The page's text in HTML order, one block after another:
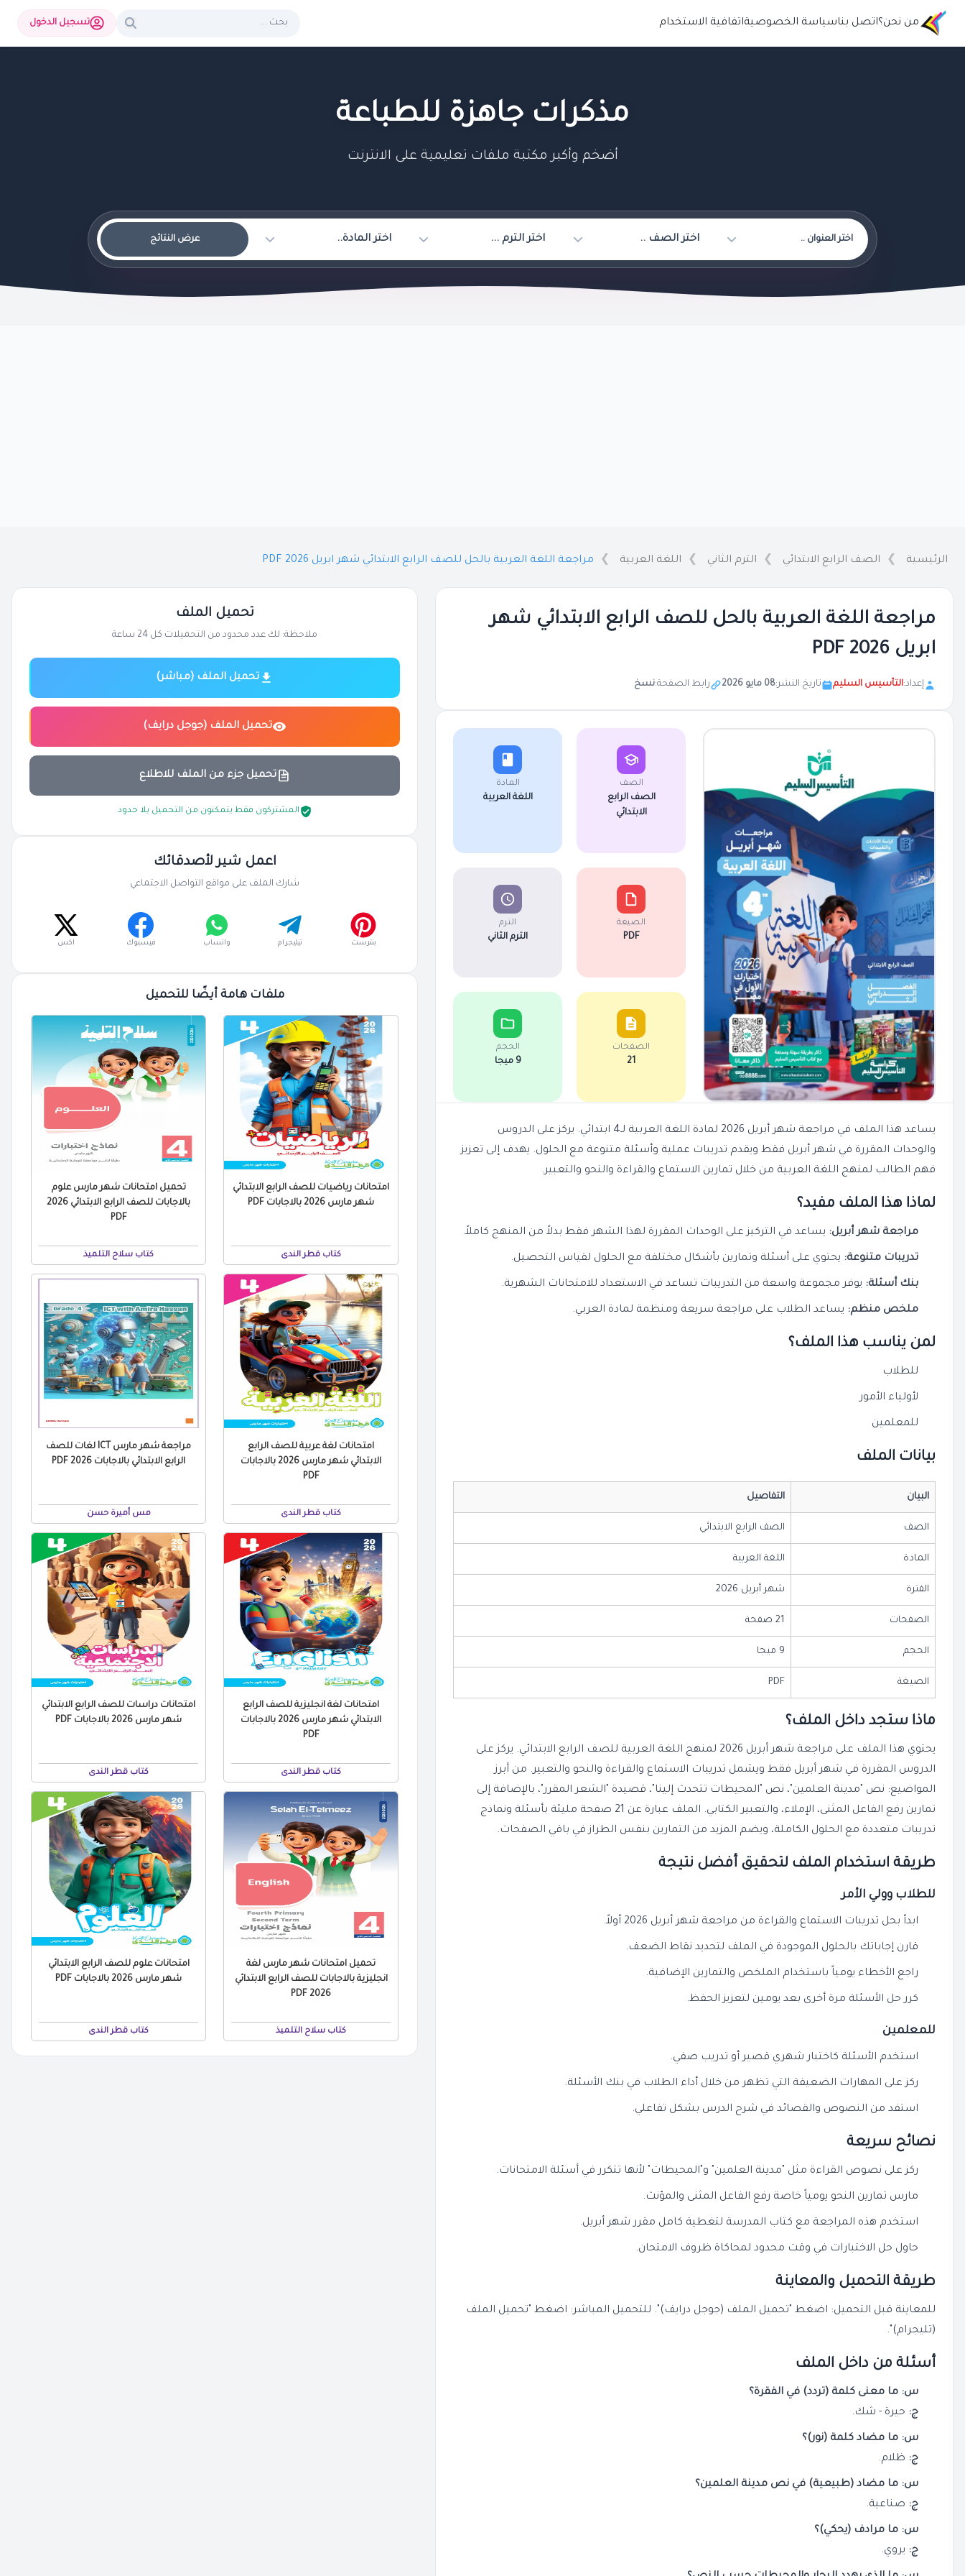
من نحن؟اتصل بناسياسة الخصوصيةاتفافية الاستخدام تسجيل الدخول
مذكرات جاهزة للطباعة
أضخم وأكبر مكتبة ملفات تعليمية على الانترنت
عرض النتائج
الرئيسية الصف الرابع الابتدائي الترم الثاني اللغة العربية مراجعة اللغة العربية بالحل للصف الرابع الابتدائي شهر ابريل 2026 PDF
مراجعة اللغة العربية بالحل للصف الرابع الابتدائي شهر
ابريل 2026 PDF
إعداد:التأسيس السليم تاريخ النشر:08 مايو 2026 رابط الصفحة:نسخ
الصف
الصف الرابع
الابتدائي
المادة
اللغة العربية
الصيغة
PDF
الترم
الترم الثاني
الصفحات
21
الحجم
9 ميجا
يساعد هذا الملف في مراجعة شهر أبريل 2026 لمادة اللغة العربية لـ4 ابتدائي. يركز على الدروس
والوحدات المقررة في شهر أبريل فقط ويقدم تدريبات عملية وأسئلة متنوعة مع الحلول. يهدف إلى تعزيز
فهم الطالب لمنهج اللغة العربية من خلال تمارين الاستماع والقراءة والنحو والتعبير.
لماذا هذا الملف مفيد؟
مراجعة شهر أبريل: يساعد في التركيز على الوحدات المقررة لهذا الشهر فقط بدلاً من المنهج كاملاً.
تدريبات متنوعة: يحتوي على أسئلة وتمارين بأشكال مختلفة مع الحلول لقياس التحصيل.
بنك أسئلة: يوفر مجموعة واسعة من التدريبات تساعد في الاستعداد للامتحانات الشهرية.
ملخص منظم: يساعد الطلاب على مراجعة سريعة ومنظمة لمادة العربي.
لمن يناسب هذا الملف؟
للطلاب
لأولياء الأمور
للمعلمين
بيانات الملف
البيان التفاصيل
الصف الصف الرابع الابتدائي
المادة اللغة العربية
الفترة شهر أبريل 2026
الصفحات 21 صفحة
الحجم 9 ميجا
الصيغة PDF
ماذا ستجد داخل الملف؟
يحتوي هذا الملف على مراجعة شهر أبريل 2026 لمنهج اللغة العربية للصف الرابع الابتدائي. يركز على
الدروس المقررة في شهر أبريل فقط ويشمل تدريبات الاستماع والقراءة والنحو والتعبير. من أبرز
المواضيع: نص "مدينة العلمين"، نص "المحيطات تتحدث إلينا"، قصيدة "الشعر المقرر"، بالإضافة إلى
تمارين رفع الفاعل المثنى، الإملاء، والتعبير الكتابي. الملف عبارة عن 21 صفحة مليئة بأسئلة ونماذج
تدريبات متعددة مع الحلول الكاملة، ويضم المزيد من التمارين بنفس الطراز في باقي الصفحات.
طريقة استخدام الملف لتحقيق أفضل نتيجة
للطلاب وولي الأمر
ابدأ بحل تدريبات الاستماع والقراءة من مراجعة شهر أبريل 2026 أولاً.
قارن إجاباتك بالحلول الموجودة في الملف لتحديد نقاط الضعف.
راجع الأخطاء يومياً باستخدام الملخص والتمارين الإضافية.
كرر حل الأسئلة مرة أخرى بعد يومين لتعزيز الحفظ.
للمعلمين
استخدم الأسئلة كاختبار شهري قصير أو تدريب صفي.
ركز على المهارات الضعيفة التي تظهر من خلال أداء الطلاب في بنك الأسئلة.
استفد من النصوص والقصائد في شرح الدرس بشكل تفاعلي.
نصائح سريعة
ركز على نصوص القراءة مثل "مدينة العلمين" و"المحيطات" لأنها تتكرر في أسئلة الامتحانات.
مارس تمارين النحو يومياً خاصة رفع الفاعل المثنى والمؤنث.
استخدم هذه المراجعة مع كتاب المدرسة لتغطية كامل مقرر شهر أبريل.
حاول حل الاختبارات في وقت محدود لمحاكاة ظروف الامتحان.
طريقة التحميل والمعاينة
للمعاينة قبل التحميل: اضغط "تحميل الملف (جوجل درايف)". للتحميل المباشر: اضغط "تحميل الملف
(تليجرام)".
أسئلة من داخل الملف
س: ما معنى كلمة (تردد) في الفقرة؟
ج: حيرة - شك.
س: ما مضاد كلمة (نور)؟
ج: ظلام.
س: ما مضاد (طبيعية) في نص مدينة العلمين؟
ج: صناعية.
س: ما مرادف (يحكي)؟
ج: يروي.
تحميل الملف
ملاحظة: لك عدد محدود من التحميلات كل 24 ساعة
تحميل الملف (مباشر)
تحميل الملف (جوجل درايف)
تحميل جزء من الملف للاطلاع
المشتركون فقط يتمكنون من التحميل بلا حدود
اعمل شير لأصدقائك
شارك الملف على مواقع التواصل الاجتماعي
بنترست تيليجرام واتساب فيسبوك اكس
ملفات هامة أيضًا للتحميل
امتحانات رياضيات للصف الرابع الابتدائي
شهر مارس 2026 بالاجابات PDF
كتاب قطر الندى
تحميل امتحانات شهر مارس علوم
بالاجابات للصف الرابع الابتدائي 2026
PDF
كتاب سلاح التلميذ
امتحانات لغة عربية للصف الرابع
الابتدائي شهر مارس 2026 بالاجابات
PDF
كتاب قطر الندى
مراجعة شهر مارس ICT لغات للصف
الرابع الابتدائي بالاجابات 2026 PDF
مس أميرة حسن
امتحانات لغة انجليزية للصف الرابع
الابتدائي شهر مارس 2026 بالاجابات
PDF
كتاب قطر الندى
امتحانات دراسات للصف الرابع الابتدائي
شهر مارس 2026 بالاجابات PDF
كتاب قطر الندى
تحميل امتحانات شهر مارس لغة
انجليزية بالاجابات للصف الرابع الابتدائي
2026 PDF
كتاب سلاح التلميذ
امتحانات علوم للصف الرابع الابتدائي
شهر مارس 2026 بالاجابات PDF
كتاب قطر الندى